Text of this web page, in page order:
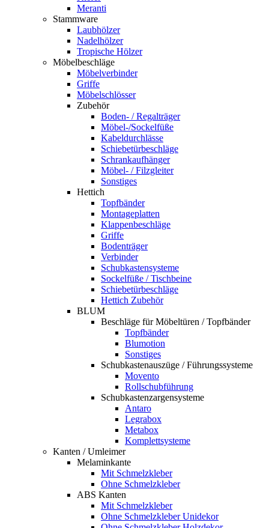
Meranti
Stammware
Laubhölzer
Nadelhölzer
Tropische Hölzer
Möbelbeschläge
Möbelverbinder
Griffe
Möbelschlösser
Zubehör
Boden- / Regalträger
Möbel-/Sockelfüße
Kabeldurchlässe
Schiebetürbeschläge
Schrankaufhänger
Möbel- / Filzgleiter
Sonstiges
Hettich
Topfbänder
Montageplatten
Klappenbeschläge
Griffe
Bodenträger
Verbinder
Schubkastensysteme
Sockelfüße / Tischbeine
Schiebetürbeschläge
Hettich Zubehör
BLUM
Beschläge für Möbeltüren / Topfbänder
Topfbänder
Blumotion
Sonstiges
Schubkastenauszüge / Führungssysteme
Movento
Rollschubführung
Schubkastenzargensysteme
Antaro
Legrabox
Metabox
Komplettsysteme
Kanten / Umleimer
Melaminkante
Mit Schmelzkleber
Ohne Schmelzkleber
ABS Kanten
Mit Schmelzkleber
Ohne Schmelzkleber Unidekor